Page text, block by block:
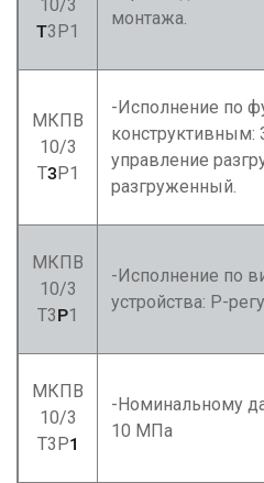
10/3
Т3Р1
монтажа.
МКПВ
10/3
Т3Р1
-Исполнение по
конструктивным:
управление
разгруженный.
МКПВ
10/3
Т3Р1
-Исполнение по
устройства: Р-
МКПВ
10/3
Т3Р1
-Номинальному
10 МПа